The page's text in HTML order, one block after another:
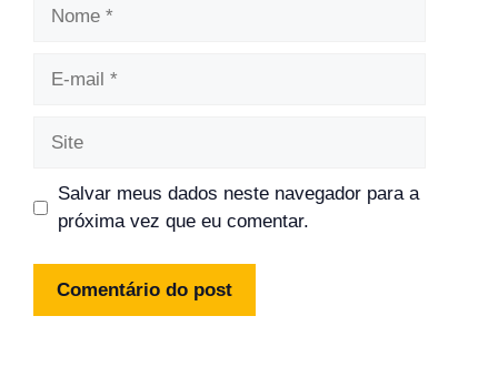
Salvar meus dados neste navegador para a
próxima vez que eu comentar.